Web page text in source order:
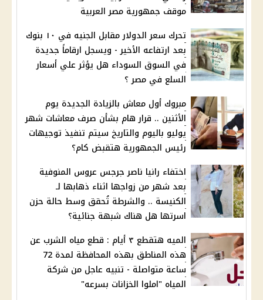
موقف جمهورية مصر العربية
تحرك سعر الدولار مقابل الجنيه في ١٠ بنوك
بعد ارتفاعه الأخير - ويسجل ارقاماً جديدة
في السوق السوداء هل يؤثر علي أسعار
السلع في مصر ؟
مبروك أول معاش بالزيادة الجديدة يوم
الأثنين .. قرار هام بشأن صرف معاشات شهر
يوليو باليوم والتاريخ سيتم تنفيذ توجيهات
رئيس الجمهورية هتقبض كام؟
اختفاء رانيا ناصر جرجس عروس المنوفية
بعد شهر من زواجها اثناء ذهابها لـ
الكنيسة .. والشرطة تُحقق وسط حالة حزن
اسرتها هل هناك شبهة جنائية؟
الميه هتقطع ٣ أيام : قطع مياه الشرب عن
هذه المناطق بهذه المحافظة لمدة 72
ساعة متواصلة - تنبيه عاجل من شركة
المياه "املوا الخزانات بسرعه"